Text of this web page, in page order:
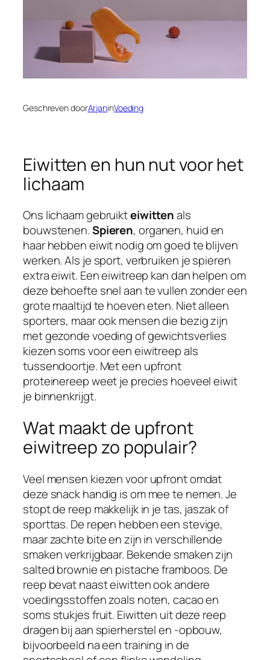
Geschreven doorArjaninVoeding
Eiwitten en hun nut voor het
lichaam
Ons lichaam gebruikteiwittenals
bouwstenen.Spieren, organen, huid en
haar hebben eiwit nodig om goed te blijven
werken. Als je sport, verbruiken je spieren
extra eiwit. Een eiwitreep kan dan helpen om
deze behoefte snel aan te vullen zonder een
grote maaltijd te hoeven eten. Niet alleen
sporters, maar ook mensen die bezig zijn
met gezonde voeding of gewichtsverlies
kiezen soms voor een eiwitreep als
tussendoortje. Met een upfront
proteinereep weet je precies hoeveel eiwit
je binnenkrijgt.
Wat maakt de upfront
eiwitreep zo populair?
Veel mensen kiezen voor upfront omdat
deze snack handig is om mee te nemen. Je
stopt de reep makkelijk in je tas, jaszak of
sporttas. De repen hebben een stevige,
maar zachte bite en zijn in verschillende
smaken verkrijgbaar. Bekende smaken zijn
salted brownie en pistache framboos. De
reep bevat naast eiwitten ook andere
voedingsstoffen zoals noten, cacao en
soms stukjes fruit. Eiwitten uit deze reep
dragen bij aan spierherstel en -opbouw,
bijvoorbeeld na een training in de